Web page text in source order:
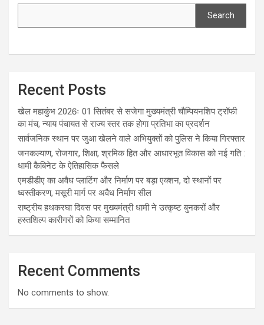
Search
Recent Posts
खेल महाकुंभ 2026ः 01 सितंबर से सजेगा मुख्यमंत्री चौम्पियनशिप ट्रॉफी
का मंच, न्याय पंचायत से राज्य स्तर तक होगा प्रतिभा का प्रदर्शन
सार्वजनिक स्थान पर जुआ खेलने वाले अभियुक्तों को पुलिस ने किया गिरफ्तार
जनकल्याण, रोजगार, शिक्षा, श्रमिक हित और आधारभूत विकास को नई गति :
धामी कैबिनेट के ऐतिहासिक फैसले
एमडीडीए का अवैध प्लाटिंग और निर्माण पर बड़ा एक्शन, दो स्थानों पर
ध्वस्तीकरण, मसूरी मार्ग पर अवैध निर्माण सील
राष्ट्रीय हथकरघा दिवस पर मुख्यमंत्री धामी ने उत्कृष्ट बुनकरों और
हस्तशिल्प कारीगरों को किया सम्मानित
Recent Comments
No comments to show.